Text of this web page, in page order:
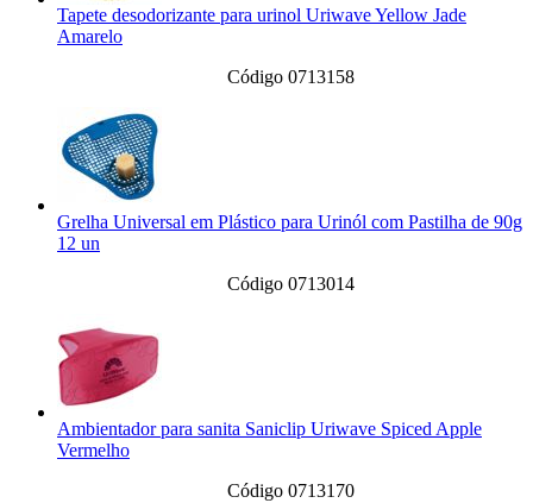
Tapete desodorizante para urinol Uriwave Yellow Jade
Amarelo
Código 0713158
Grelha Universal em Plástico para Urinól com Pastilha de 90g
12 un
Código 0713014
Ambientador para sanita Saniclip Uriwave Spiced Apple
Vermelho
Código 0713170